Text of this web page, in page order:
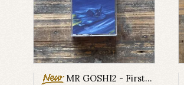
MR GOSHI2 - First Drive